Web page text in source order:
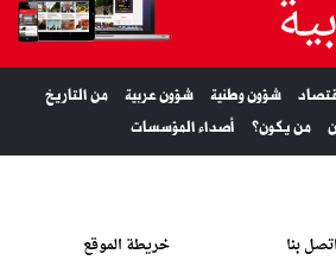
شؤون وطنية شؤون عربية
من التاريخ
من يكون؟ أصداء المؤسسات
اتصل بنا خريطة الموقع